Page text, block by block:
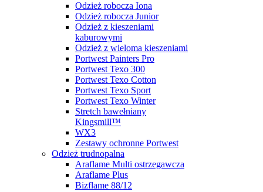
Odzież robocza Iona
Odzież robocza Junior
Odzież z kieszeniami
kaburowymi
Odzież z wieloma kieszeniami
Portwest Painters Pro
Portwest Texo 300
Portwest Texo Cotton
Portwest Texo Sport
Portwest Texo Winter
Stretch bawełniany
Kingsmill™
WX3
Zestawy ochronne Portwest
Odzież trudnopalna
Araflame Multi ostrzegawcza
Araflame Plus
Bizflame 88/12